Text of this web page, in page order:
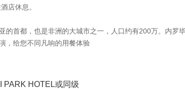
店休息。
的首都，也是非洲的大城市之一，人口约有200万。内罗
，给您不同凡响的用餐体验
PARK HOTEL或同级